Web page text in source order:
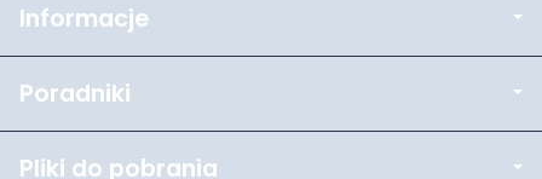
Informacje
Poradniki
Pliki do pobrania